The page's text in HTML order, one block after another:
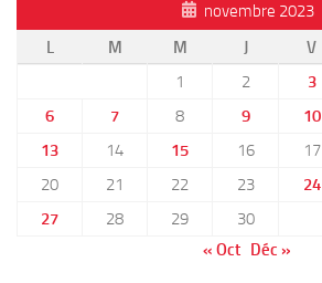
novembre 2023
L
M M J V
1
2 3
6
7 8 9 10
13
14 15 16 17
20
21 22 23 24
27
28 29
30
« Oct
Déc »